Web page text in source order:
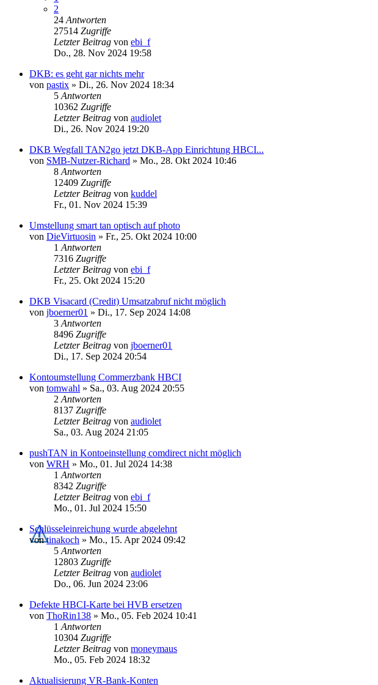
2
24 Antworten
27514 Zugriffe
Letzter Beitrag von ebi_f
Do., 28. Nov 2024 19:58
DKB: es geht gar nichts mehr
von pastix » Di., 26. Nov 2024 18:34
5 Antworten
10362 Zugriffe
Letzter Beitrag von audiolet
Di., 26. Nov 2024 19:20
DKB Wegfall TAN2go jetzt DKB-App Einrichtung HBCI...
von SMB-Nutzer-Richard » Mo., 28. Okt 2024 10:46
8 Antworten
12409 Zugriffe
Letzter Beitrag von kuddel
Fr., 01. Nov 2024 15:39
Umstellung smart tan optisch auf photo
von DieVirtuosin » Fr., 25. Okt 2024 10:00
1 Antworten
7316 Zugriffe
Letzter Beitrag von ebi_f
Fr., 25. Okt 2024 15:20
DKB Visacard (Credit) Umsatzabruf nicht möglich
von jboerner01 » Di., 17. Sep 2024 14:08
3 Antworten
8496 Zugriffe
Letzter Beitrag von jboerner01
Di., 17. Sep 2024 20:54
Kontoumstellung Commerzbank HBCI
von tomwahl » Sa., 03. Aug 2024 20:55
2 Antworten
8137 Zugriffe
Letzter Beitrag von audiolet
Sa., 03. Aug 2024 21:05
pushTAN in Kontoeinstellung comdirect nicht möglich
von WRH » Mo., 01. Jul 2024 14:38
1 Antworten
8342 Zugriffe
Letzter Beitrag von ebi_f
Mo., 01. Jul 2024 15:50
Schlüsseleinreichung wurde abgelehnt
vontinakoch » Mo., 15. Apr 2024 09:42
5 Antworten
12803 Zugriffe
Letzter Beitrag von audiolet
Do., 06. Jun 2024 23:06
Defekte HBCI-Karte bei HVB ersetzen
von ThoRin138 » Mo., 05. Feb 2024 10:41
1 Antworten
10304 Zugriffe
Letzter Beitrag von moneymaus
Mo., 05. Feb 2024 18:32
Aktualisierung VR-Bank-Konten